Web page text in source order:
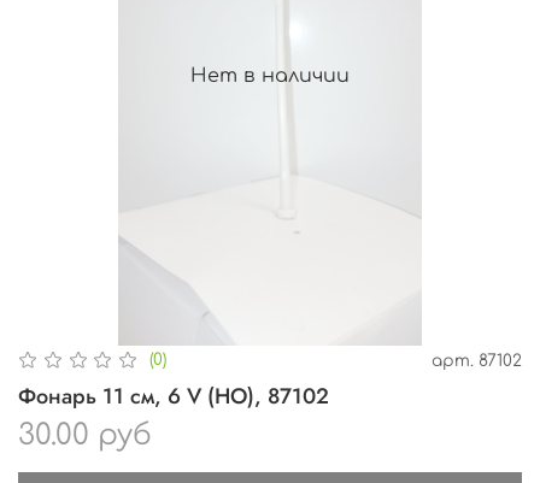
Нет в наличии
(0) арт. 87102
Фонарь 11 см, 6 V (HO), 87102
30.00 руб